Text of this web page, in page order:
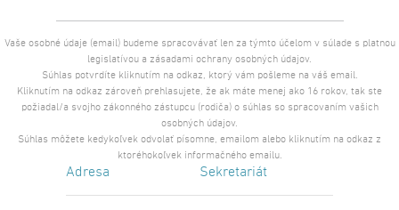
Vaše osobné údaje (email) budeme spracovávať len za týmto účelom v súlade s platnou
legislatívou a zásadami ochrany osobných údajov.
Súhlas potvrdíte kliknutím na odkaz, ktorý vám pošleme na váš email.
Kliknutím na odkaz zároveň prehlasujete, že ak máte menej ako 16 rokov, tak ste
požiadal/a svojho zákonného zástupcu (rodiča) o súhlas so spracovaním vašich
osobných údajov.
Súhlas môžete kedykoľvek odvolať písomne, emailom alebo kliknutím na odkaz z
ktoréhokoľvek informačného emailu.
Adresa Sekretariát